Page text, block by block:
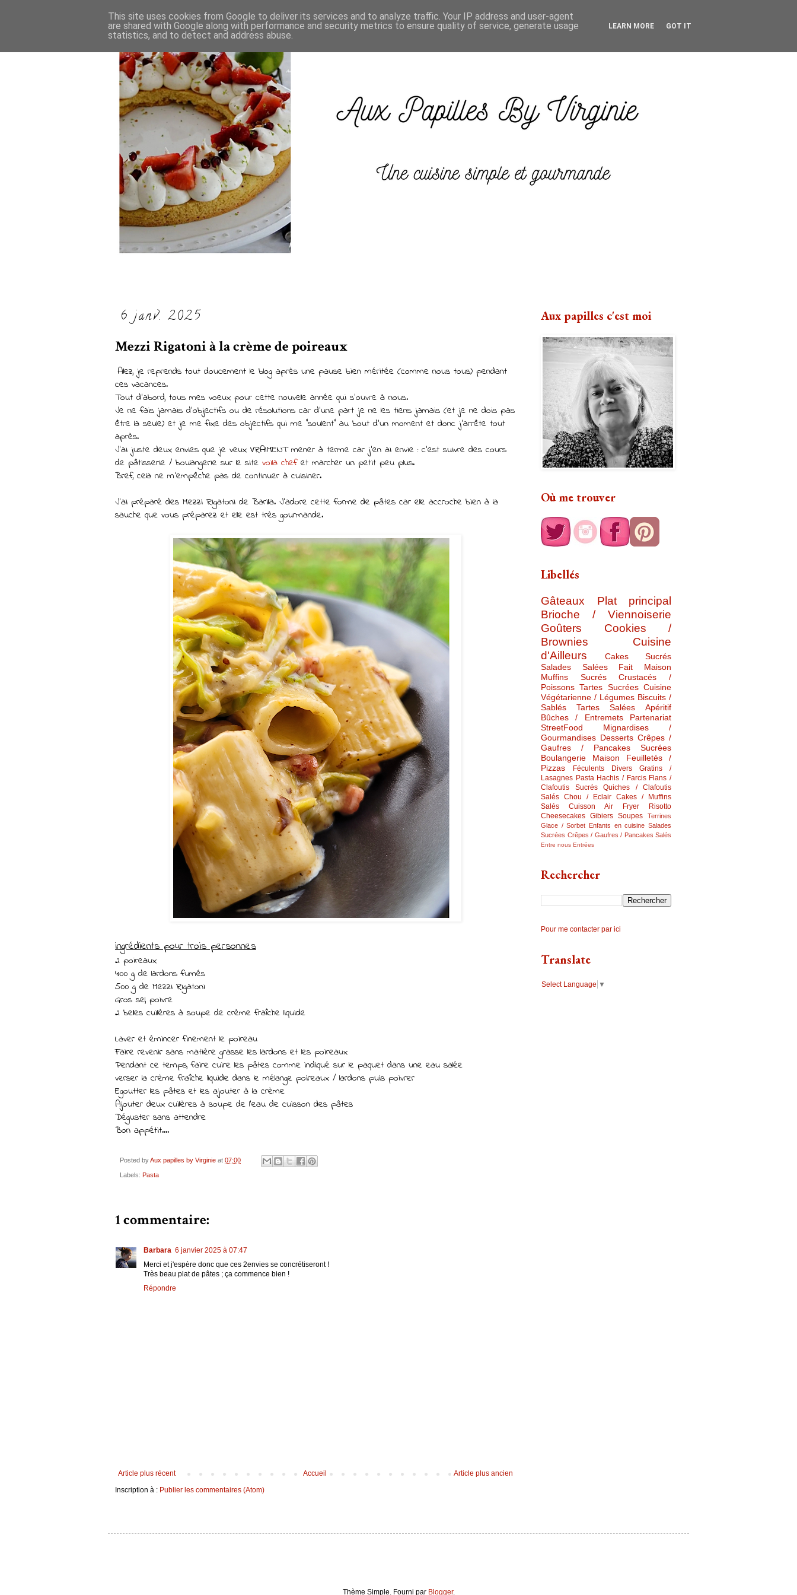
6 janv. 2025
Mezzi Rigatoni à la crème de poireaux
Allez, je reprends tout doucement le blog après une pause bien méritée (comme nous tous) pendant
ces vacances.
Tout d'abord, tous mes voeux pour cette nouvelle année qui s'ouvre à nous.
Je ne fais jamais d'objectifs ou de résolutions car d'une part je ne les tiens jamais (et je ne dois pas
être la seule) et je me fixe des objectifs qui me "soulent" au bout d'un moment et donc j'arrête tout
après.
J'ai juste deux envies que je veux VRAIMENT mener à terme car j'en ai envie : c'est suivre des cours
de pâtisserie / boulangerie sur le site voila chef et marcher un petit peu plus.
Bref, cela ne m'empêche pas de continuer à cuisiner.
J'ai préparé des Mezzi Rigatoni de Barilla. J'adore cette forme de pâtes car elle accroche bien à la
sauche que vous préparez et elle est très gourmande.
ingrédients pour trois personnes
2 poireaux
400 g de lardons fumés
500 g de Mezzi Rigatoni
Gros sel, poivre
2 belles cuillères à soupe de crème fraîche liquide
Laver et émincer finement le poireau
Faire revenir sans matière grasse les lardons et les poireaux
Pendant ce temps, faire cuire les pâtes comme indiqué sur le paquet dans une eau salée
verser la crème fraîche liquide dans le mélange poireaux / lardons puis poivrer
Egoutter les pâtes et les ajouter à la crème
Ajouter deux cuillères à soupe de l'eau de cuisson des pâtes
Déguster sans attendre
Bon appétit....
Posted byAux papilles by Virginie at 07:00
Labels: Pasta
1 commentaire:
Barbara 6 janvier 2025 à 07:47
Merci et j'espère donc que ces 2envies se concrétiseront !
Très beau plat de pâtes ; ça commence bien !
Répondre
Article plus récent Article plus ancien
Accueil
Inscription à : Publier les commentaires (Atom)
Aux papilles c'est moi
Où me trouver
Libellés
Gâteaux
Plat principal
Brioche / Viennoiserie
Goûters
Cookies /
Brownies
Cuisine
d'Ailleurs
Cakes Sucrés
Salades Salées
Fait Maison
Muffins Sucrés
Crustacés /
Poissons Tartes Sucrées Cuisine
Végétarienne / Légumes Biscuits /
Sablés
Tartes Salées
Apéritif
Bûches / Entremets
Partenariat
StreetFood
Mignardises /
Gourmandises Desserts Crêpes /
Gaufres / Pancakes Sucrées
Boulangerie Maison
Feuilletés /
Pizzas
Féculents Divers
Gratins /
Lasagnes Pasta Hachis / Farcis Flans /
Clafoutis Sucrés
Quiches / Clafoutis
Salés Chou / Eclair Cakes / Muffins
Salés
Cuisson Air Fryer
Risotto
Cheesecakes Gibiers Soupes
Terrines
Glace / Sorbet Enfants en cuisine Salades
Sucrées Crêpes / Gaufres / Pancakes Salés
Entre nous Entrées
Rechercher
Pour me contacter par ici
Translate
Select Language ▼
Thème Simple. Fourni par Blogger.
This site uses cookies from Google to deliver its services and to analyze traffic. Your IP address and user-agent
are shared with Google along with performance and security metrics to ensure quality of service, generate usage
statistics, and to detect and address abuse.
LEARN MORE GOT IT